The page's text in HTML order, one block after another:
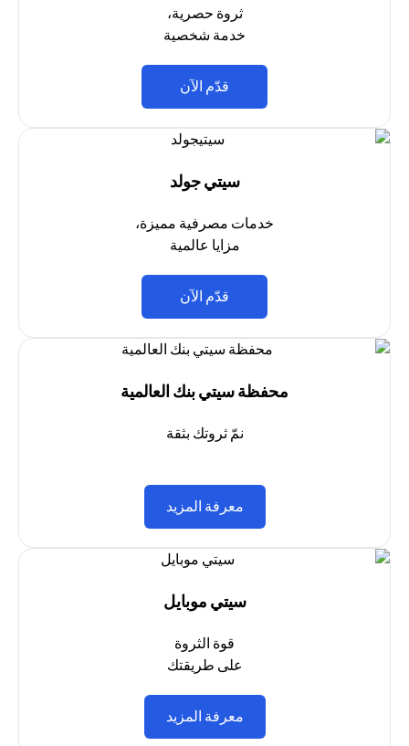
ثروة حصرية،
خدمة شخصية
قدّم الآن
سيتي جولد
خدمات مصرفية مميزة،
مزايا عالمية
قدّم الآن
محفظة سيتي بنك العالمية
نمّ ثروتك بثقة
معرفة المزيد
سيتي موبايل
قوة الثروة
على طريقتك
معرفة المزيد